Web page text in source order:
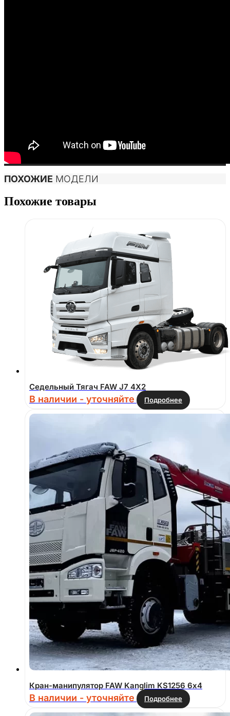
ПОХОЖИЕ МОДЕЛИ
Похожие товары
Седельный Тягач FAW J7 4Х2
В наличии - уточняйте Подробнее
Кран-манипулятор FAW Kanglim KS1256 6х4
В наличии - уточняйте Подробнее